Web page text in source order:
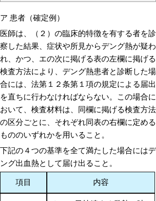
ア 患者（確定例）
医師は、（２）の臨床的特徴を有する者を診
察した結果、症状や所見からデング熱が疑わ
れ、かつ、エの次に掲げる表の左欄に掲げる
検査方法により、デング熱患者と診断した場
合には、法第１２条第１項の規定による届出
を直ちに行わなければならない。この場合に
おいて、検査材料は、同欄に掲げる検査方法
の区分ごとに、それぞれ同表の右欄に定める
もののいずれかを用いること。
下記の４つの基準を全て満たした場合にはデ
ング出血熱として届け出ること。
項目 内容